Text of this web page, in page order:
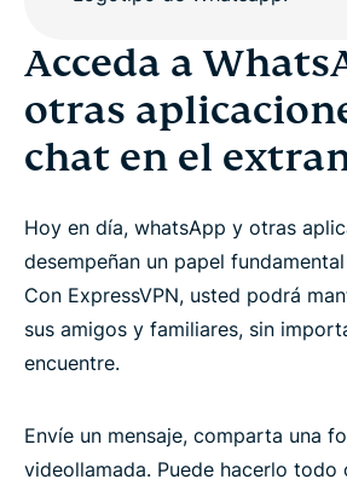
Acceda a
otras
chat en el
Hoy en día, whatsApp y otras
desempeñan un papel
Con ExpressVPN, usted podrá
sus amigos y familiares, sin
encuentre.
Envíe un mensaje, comparta una
videollamada. Puede hacerlo todo